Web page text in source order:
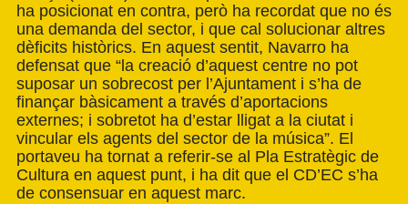
ha posicionat en contra, però ha recordat que no és
una demanda del sector, i que cal solucionar altres
dèficits històrics. En aquest sentit, Navarro ha
defensat que “la creació d’aquest centre no pot
suposar un sobrecost per l’Ajuntament i s’ha de
finançar bàsicament a través d’aportacions
externes; i sobretot ha d’estar lligat a la ciutat i
vincular els agents del sector de la música”. El
portaveu ha tornat a referir-se al Pla Estratègic de
Cultura en aquest punt, i ha dit que el CD’EC s’ha
de consensuar en aquest marc.